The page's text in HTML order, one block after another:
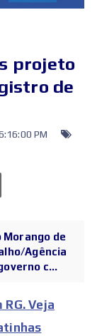
projeto
de
PM
Morango de
Agência
c...
Veja